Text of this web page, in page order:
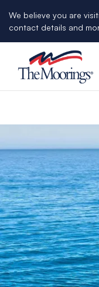
We believe you are
contact details and